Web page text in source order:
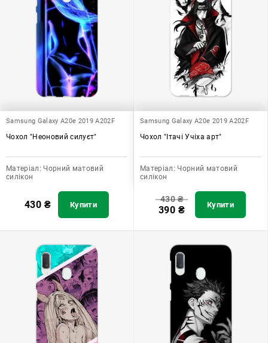
Samsung Galaxy A20e 2019 A202F
Чохол "Неоновий силуєт"
Матеріал: Чорний матовий
силікон
430 ₴ Купити
Samsung Galaxy A20e 2019 A202F
Чохол "Ітачі Учіха арт"
Матеріал: Чорний матовий
силікон
430₴
390 ₴ Купити